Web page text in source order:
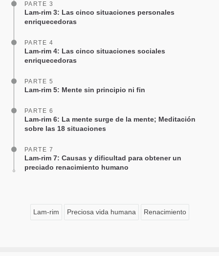
PARTE 3
Lam-rim 3: Las cinco situaciones personales
enriquecedoras
PARTE 4
Lam-rim 4: Las cinco situaciones sociales
enriquecedoras
PARTE 5
Lam-rim 5: Mente sin principio ni fin
PARTE 6
Lam-rim 6: La mente surge de la mente; Meditación
sobre las 18 situaciones
PARTE 7
Lam-rim 7: Causas y dificultad para obtener un
preciado renacimiento humano
Lam-rim Preciosa vida humana Renacimiento